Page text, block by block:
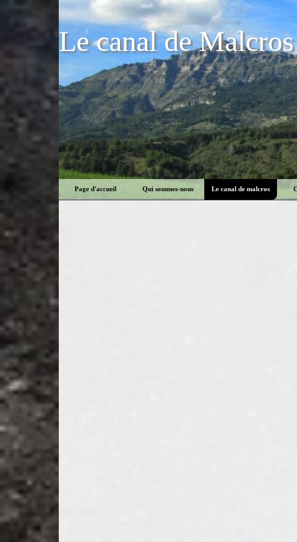
Page d'accueil Qui sommes-nous Le canal de malcros
Le canal de Malcros